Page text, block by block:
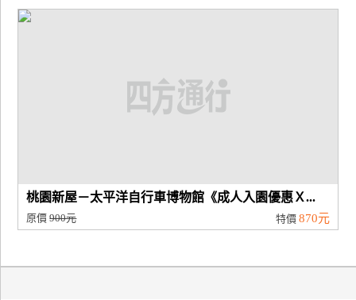
桃園新屋－太平洋自行車博物館《成人入園優惠Ｘ...
原價900元 特價 870元